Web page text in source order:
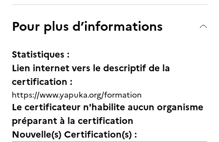
Pour plus d’informations
Statistiques :
Lien internet vers le descriptif de la
certification :
https://www.yapuka.org/formation
Le certificateur n'habilite aucun organisme
préparant à la certification
Nouvelle(s) Certification(s) :